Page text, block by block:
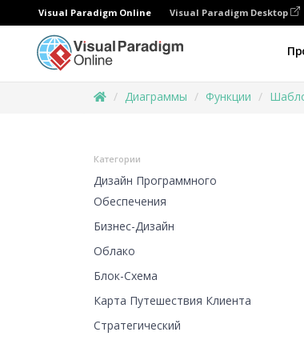
Visual Paradigm Online Visual Paradigm Desktop
Диаграммы Функции
Категории
Дизайн Программного
Обеспечения
Бизнес-Дизайн
Облако
Блок-Схема
Карта Путешествия Клиента
Стратегический